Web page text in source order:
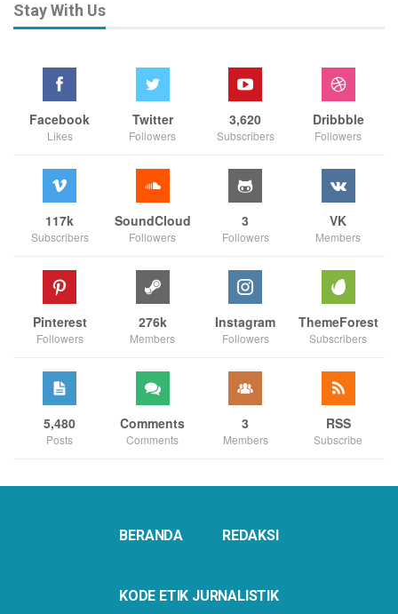
Stay With Us
Facebook
Likes
Twitter
Followers
3,620
Subscribers
Dribbble
Followers
117k
Subscribers
SoundCloud
Followers
3
Followers
VK
Members
Pinterest
Followers
276k
Members
Instagram
Followers
ThemeForest
Subscribers
5,480
Posts
Comments
Comments
3
Members
RSS
Subscribe
BERANDA REDAKSI
KODE ETIK JURNALISTIK